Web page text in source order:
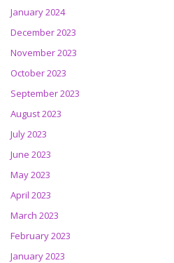
January 2024
December 2023
November 2023
October 2023
September 2023
August 2023
July 2023
June 2023
May 2023
April 2023
March 2023
February 2023
January 2023